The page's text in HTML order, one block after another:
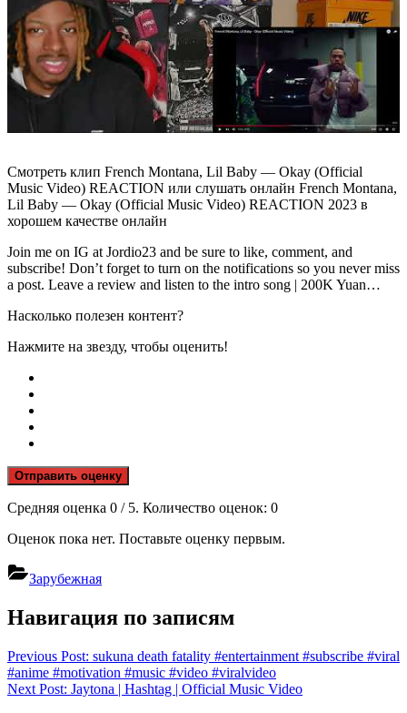
Смотреть клип French Montana, Lil Baby — Okay (Official
Music Video) REACTION или слушать онлайн French Montana,
Lil Baby — Okay (Official Music Video) REACTION 2023 в
хорошем качестве онлайн
Join me on IG at Jordio23 and be sure to like, comment, and
subscribe! Don’t forget to turn on the notifications so you never miss
a post. Leave a review and listen to the intro song | 200K Yuan…
Насколько полезен контент?
Нажмите на звезду, чтобы оценить!
Отправить оценку
Средняя оценка 0 / 5. Количество оценок: 0
Оценок пока нет. Поставьте оценку первым.
Зарубежная
Навигация по записям
Previous Post: sukuna death fatality #entertainment #subscribe #viral
#anime #motivation #music #video #viralvideo
Next Post: Jaytona | Hashtag | Official Music Video